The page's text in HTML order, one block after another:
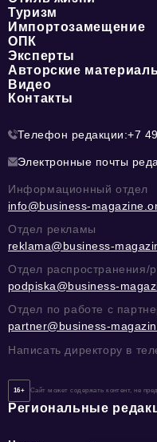
Туризм
Импортозамещение
ОПК
Эксперты
Авторские
Видео
Контакты
Телефон редакции:+7
Электронные почты
Информационный отдел
info@business-
Отдел рекламы
reklama@business-
Отдел распространения/
podpiska@business-
Отдел по работе с
partner@business-
Написать директору в
16+ Сайт может содержать контент, не
Региональные